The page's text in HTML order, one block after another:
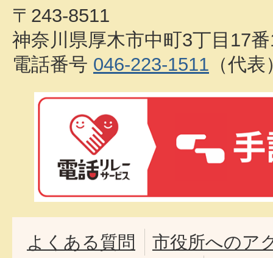
〒243-8511
神奈川県厚木市中町3丁目17
電話番号 046-223-1511 （代表
よくある質問
市役所へのア